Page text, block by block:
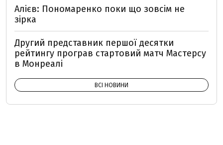
Алієв: Пономаренко поки що зовсім не
зірка
Другий представник першої десятки
рейтингу програв стартовий матч Мастерсу
в Монреалі
ВСІ НОВИНИ